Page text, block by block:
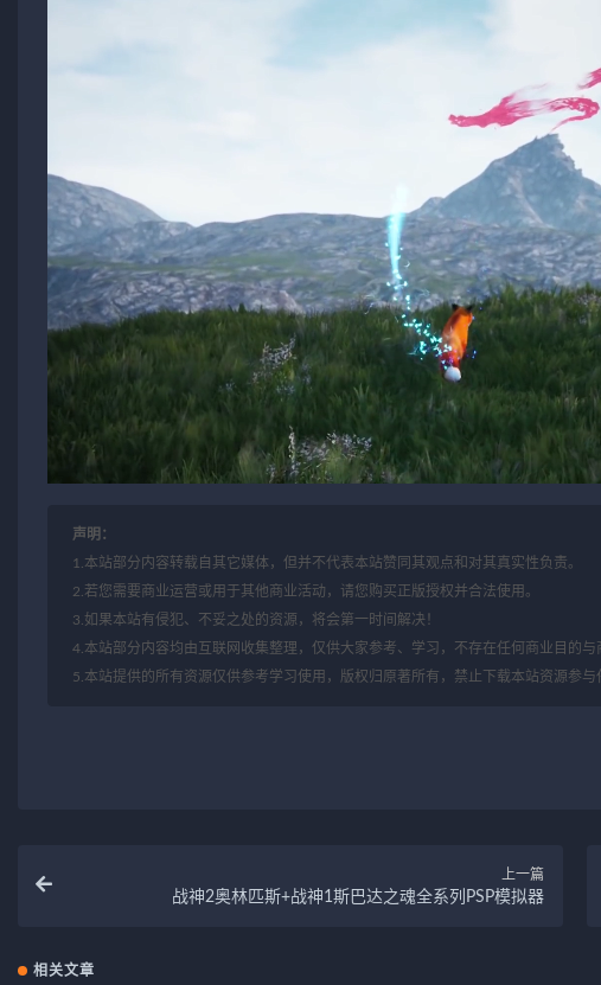
声明：
1.本站部分内容转载自其它媒体，但并不代表本站赞同其观点和对其真实性负责。
2.若您需要商业运营或用于其他商业活动，请您购买正版授权并合法使用。
3.如果本站有侵犯、不妥之处的资源，将会第一时间解决！
4.本站部分内容均由互联网收集整理，仅供大家参考、学习，不存在任何商业目的与
5.本站提供的所有资源仅供参考学习使用，版权归原著所有，禁止下载本站资源参
上一篇
战神2奥林匹斯+战神1斯巴达之魂全系列PSP模拟器
相关文章